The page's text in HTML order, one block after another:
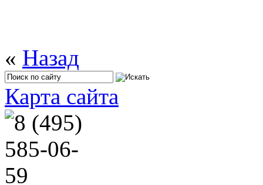
« Назад
Карта сайта